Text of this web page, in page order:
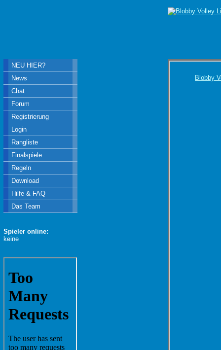
Blobby
NEU HIER?
News
Chat
Forum
Registrierung
Login
Rangliste
Finalspiele
Regeln
Download
Hilfe & FAQ
Das Team
Spieler online:
keine